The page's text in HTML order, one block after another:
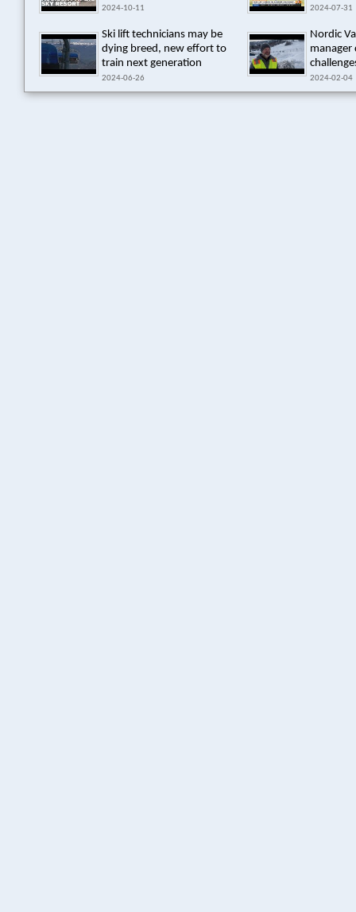
2024-10-11 2024-07-31
Ski lift technicians may be
dying breed, new effort to
train next generation
2024-06-26
Nordic
manager
2024-02-04